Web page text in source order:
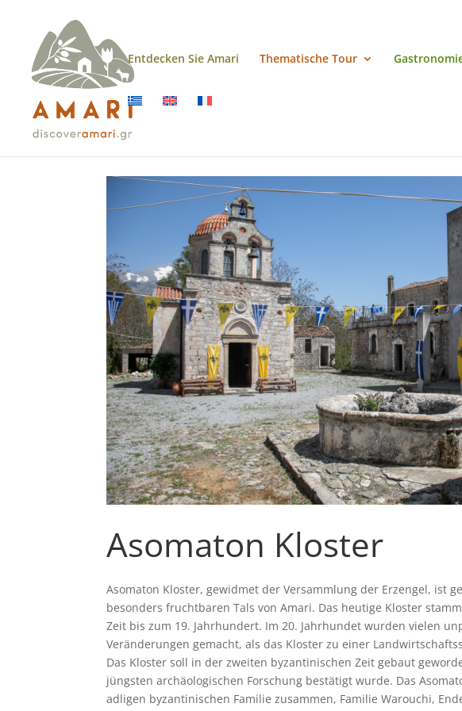
Entdecken Sie Amari Thematische Tour
Asomaton Kloster
Asomaton Kloster, gewidmet der Versammlung der Erzengel, ist
besonders fruchtbaren Tals von Amari. Das heutige Kloster
Zeit bis zum 19. Jahrhundert. Im 20. Jahrhundet wurden vielen
Veränderungen gemacht, als das Kloster zu einer
Das Kloster soll in der zweiten byzantinischen Zeit gebaut
jüngsten archäologischen Forschung bestätigt wurde. Das
adligen byzantinischen Familie zusammen, Familie Warouchi,